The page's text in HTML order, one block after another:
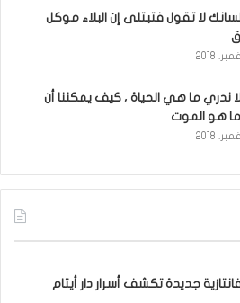
لا تقول فتبتلى إن البلاء موكل
ندري ما هي الحياة ، كيف يمكننا أن
هو الموت
جديدة تكشف أسرار دار أيتام